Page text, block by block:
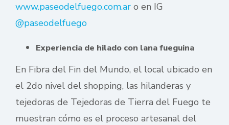
www.paseodelfuego.com.ar o en IG
@paseodelfuego
Experiencia de hilado con lana fueguina
En Fibra del Fin del Mundo, el local ubicado en
el 2do nivel del shopping, las hilanderas y
tejedoras de Tejedoras de Tierra del Fuego te
muestran cómo es el proceso artesanal del